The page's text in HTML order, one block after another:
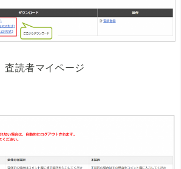
査読者マイページ